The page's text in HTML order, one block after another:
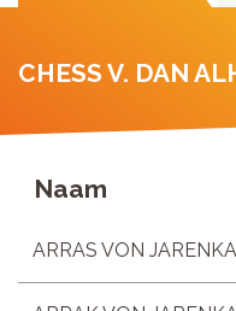
CHESS V. DAN
Naam
ARRAS VON JARENKA